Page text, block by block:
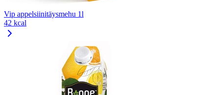
Vip appelsiinitäysmehu 1l
42 kcal